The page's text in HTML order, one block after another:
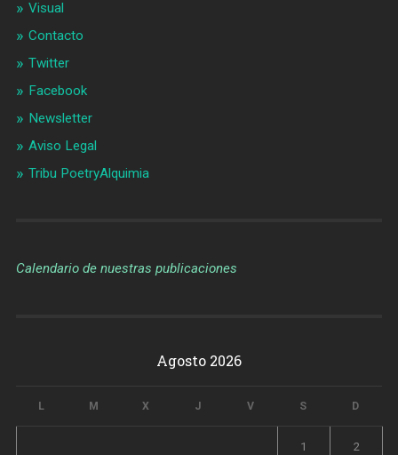
Visual
Contacto
Twitter
Facebook
Newsletter
Aviso Legal
Tribu PoetryAlquimia
Calendario de nuestras publicaciones
Agosto 2026
L M X J V S D
1 2